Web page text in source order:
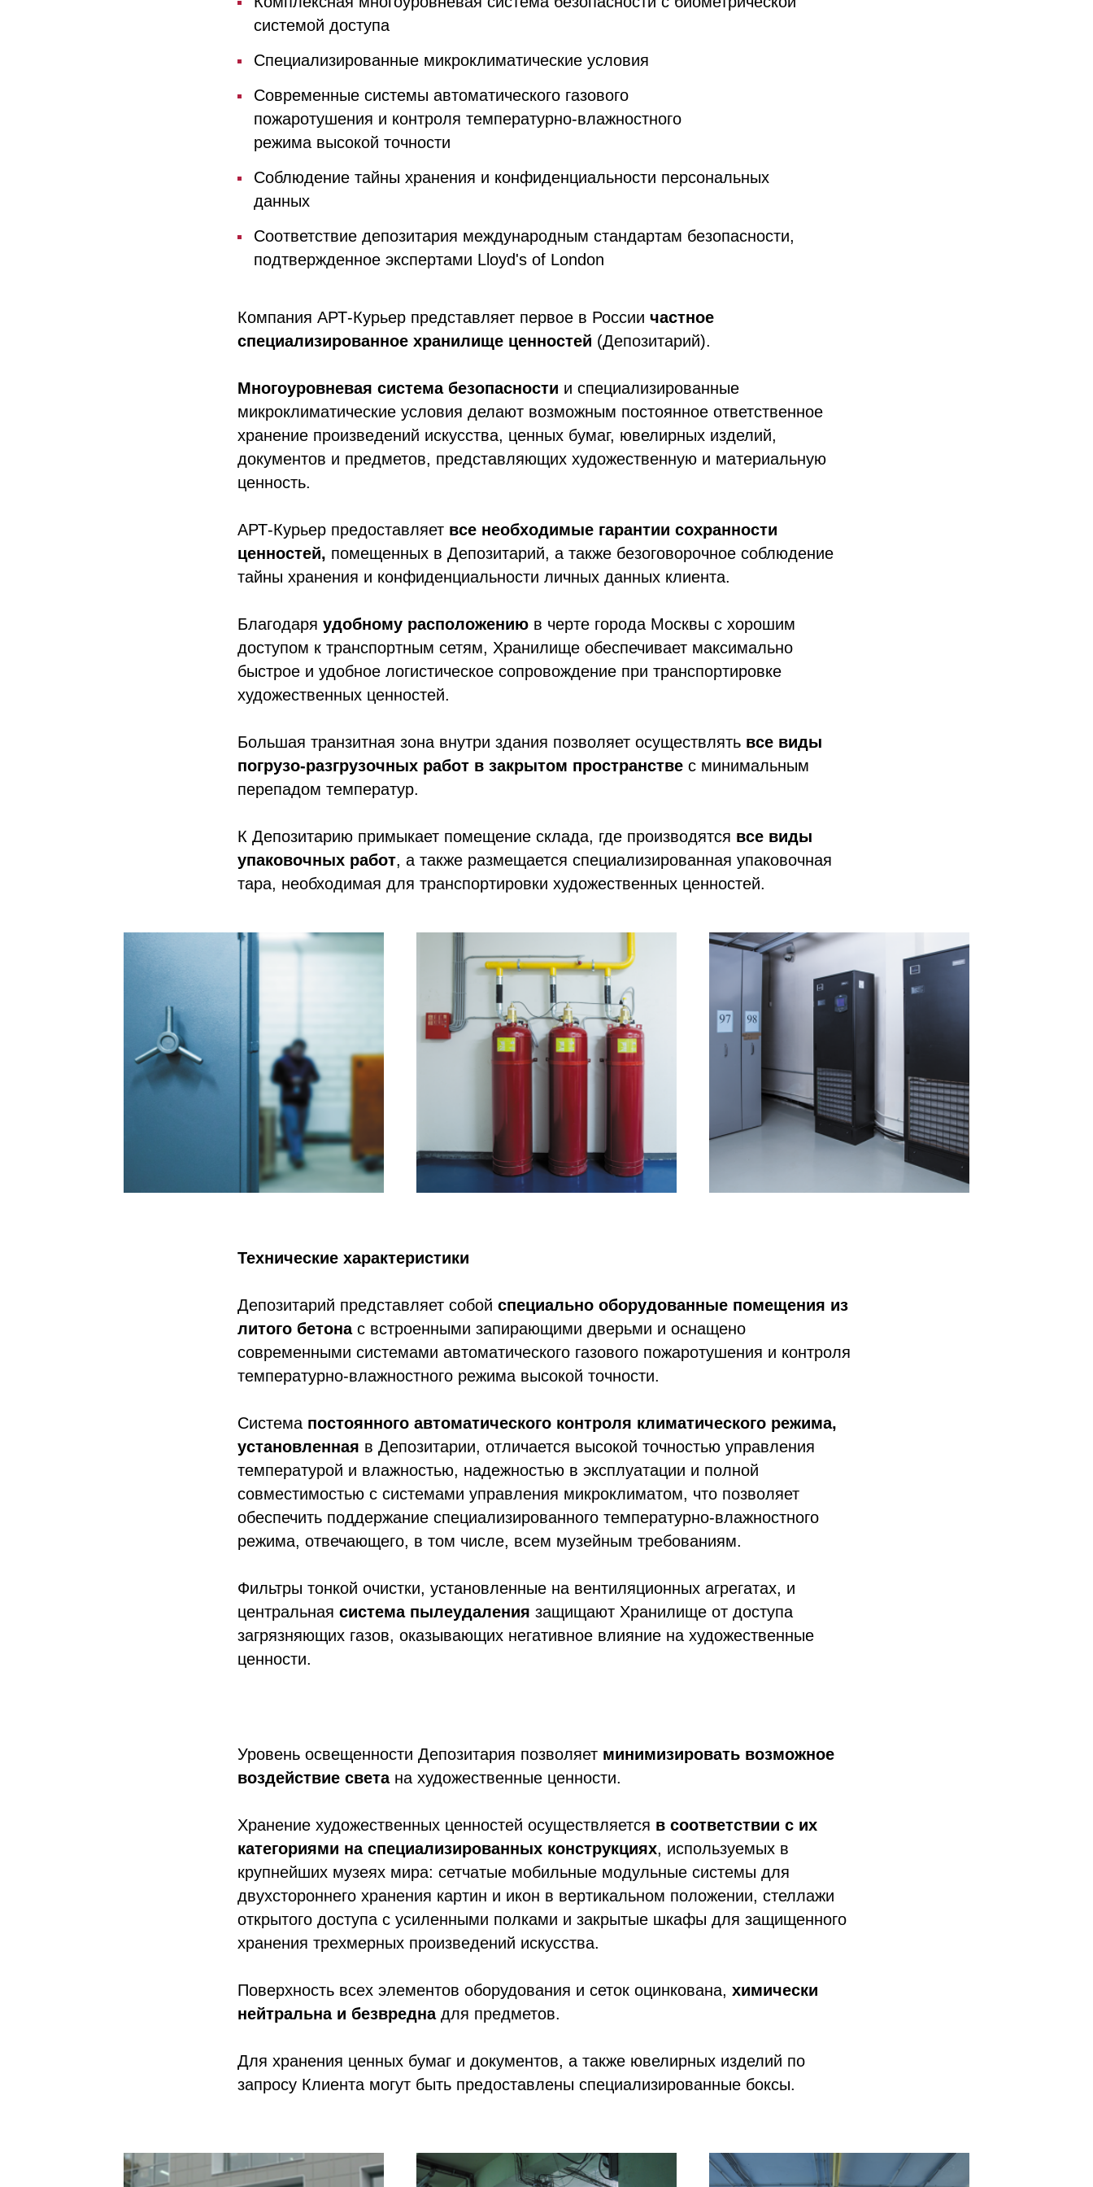
Специализированные микроклиматические условия
Современные системы автоматического газового
пожаротушения и контроля температурно-влажностного
режима высокой точности
Соблюдение тайны хранения и конфиденциальности персональных
данных
Соответствие депозитария международным стандартам безопасности,
подтвержденное экспертами Lloyd's of London
системой доступа
Компания АРТ-Курьер представляет первое в России частное
специализированное хранилище ценностей (Депозитарий).
Многоуровневая система безопасности и специализированные
микроклиматические условия делают возможным постоянное ответственное
хранение произведений искусства, ценных бумаг, ювелирных изделий,
документов и предметов, представляющих художественную и материальную
ценность.
АРТ-Курьер предоставляет все необходимые гарантии сохранности
ценностей, помещенных в Депозитарий, а также безоговорочное соблюдение
тайны хранения и конфиденциальности личных данных клиента.
Благодаря удобному расположению в черте города Москвы с хорошим
доступом к транспортным сетям, Хранилище обеспечивает максимально
быстрое и удобное логистическое сопровождение при транспортировке
художественных ценностей.
Большая транзитная зона внутри здания позволяет осуществлять все виды
погрузо-разгрузочных работ в закрытом пространстве с минимальным
перепадом температур.
К Депозитарию примыкает помещение склада, где производятся все виды
упаковочных работ, а также размещается специализированная упаковочная
тара, необходимая для транспортировки художественных ценностей.
Технические характеристики
Депозитарий представляет собой специально оборудованные помещения из
литого бетонас встроенными запирающими дверьми и оснащено
современными системами автоматического газового пожаротушения и контроля
температурно-влажностного режима высокой точности.
Система постоянного автоматического контроля климатического режима,
установленная в Депозитарии, отличается высокой точностью управления
температурой и влажностью, надежностью в эксплуатации и полной
совместимостью с системами управления микроклиматом, что позволяет
обеспечить поддержание специализированного температурно-влажностного
режима, отвечающего, в том числе, всем музейным требованиям.
Фильтры тонкой очистки, установленные на вентиляционных агрегатах, и
центральная система пылеудаления защищают Хранилище от доступа
загрязняющих газов, оказывающих негативное влияние на художественные
ценности.
Уровень освещенности Депозитария позволяет минимизировать возможное
воздействие света на художественные ценности.
Хранение художественных ценностей осуществляется в соответствии с их
категориями на специализированных конструкциях, используемых в
крупнейших музеях мира: сетчатые мобильные модульные системы для
двухстороннего хранения картин и икон в вертикальном положении, стеллажи
открытого доступа с усиленными полками и закрытые шкафы для защищенного
хранения трехмерных произведений искусства.
Поверхность всех элементов оборудования и сеток оцинкована, химически
нейтральна и безвреднадля предметов.
Для хранения ценных бумаг и документов, а также ювелирных изделий по
запросу Клиента могут быть предоставлены специализированные боксы.